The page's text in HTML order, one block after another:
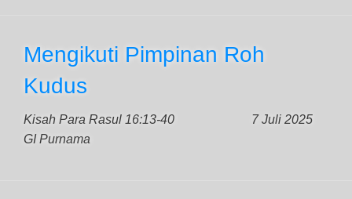
Mengikuti Pimpinan Roh
Kudus
Kisah Para Rasul 16:13-40
7 Juli 2025
GI Purnama